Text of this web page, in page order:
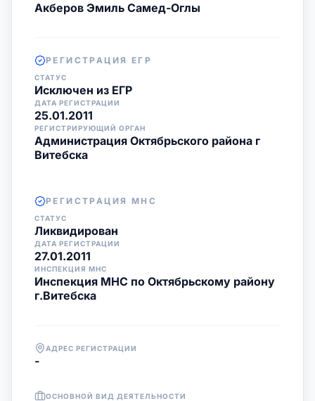
Акберов Эмиль Самед-Оглы
РЕГИСТРАЦИЯ ЕГР
СТАТУС
Исключен из ЕГР
ДАТА РЕГИСТРАЦИИ
25.01.2011
РЕГИСТРИРУЮЩИЙ ОРГАН
Администрация Октябрьского района г
Витебска
РЕГИСТРАЦИЯ МНС
СТАТУС
Ликвидирован
ДАТА РЕГИСТРАЦИИ
27.01.2011
ИНСПЕКЦИЯ МНС
Инспекция МНС по Октябрьскому району
г.Витебска
АДРЕС РЕГИСТРАЦИИ
-
ОСНОВНОЙ ВИД ДЕЯТЕЛЬНОСТИ